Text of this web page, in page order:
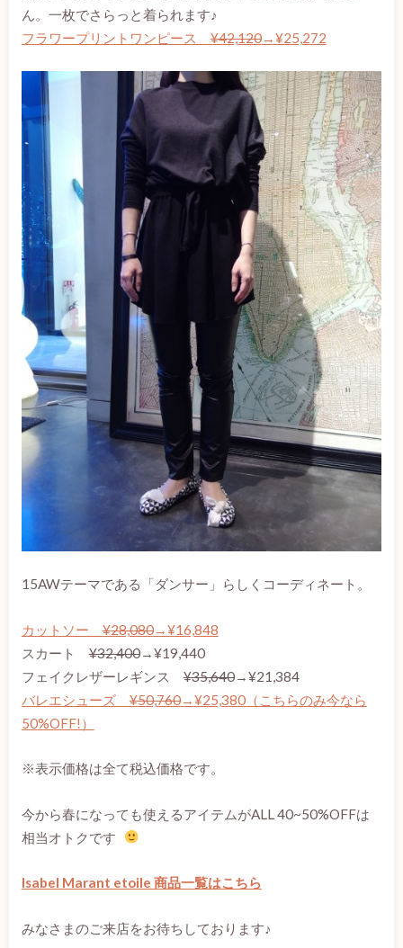
ん。一枚でさらっと着られます♪
フラワープリントワンピース¥42,120→¥25,272
15AWテーマである「ダンサー」らしくコーディネート。
カットソー¥28,080→¥16,848
スカート¥32,400→¥19,440
フェイクレザーレギンス¥35,640→¥21,384
バレエシューズ¥50,760→¥25,380（こちらのみ今なら
50%OFF!）
※表示価格は全て税込価格です。
今から春になっても使えるアイテムがALL 40~50%OFFは
相当オトクです
Isabel Marant etoile 商品一覧はこちら
みなさまのご来店をお待ちしております♪